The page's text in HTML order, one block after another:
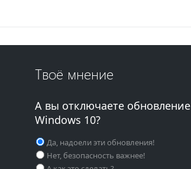
Твоё мнение
А вы отключаете обновление
Windows 10?
Да, надоели эти обновления!
Нет, безопасность важнее!